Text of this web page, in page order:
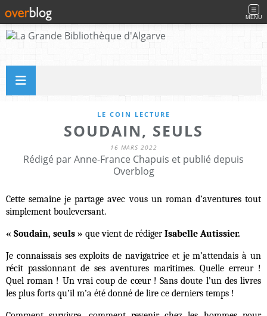
MENU
LE COIN LECTURE
SOUDAIN, SEULS
16 MARS 2022
Rédigé par Anne-France Chapuis et publié depuis
Overblog
Cette semaine je partage avec vous un roman d’aventures tout
simplement bouleversant.
« Soudain, seuls » que vient de rédigerIsabelle Autissier.
Je connaissais ses exploits de navigatrice et je m’attendais à un
récit passionnant de ses aventures maritimes. Quelle erreur !
Quel roman ! Un vrai coup de cœur ! Sans doute l’un des livres
les plus forts qu’il m’a été donné de lire ce derniers temps !